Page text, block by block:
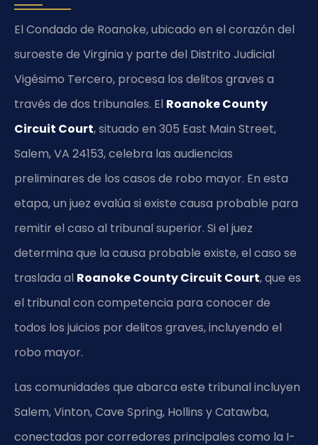
El Condado de Roanoke, ubicado en el corazón del
suroeste de Virginia y parte del Distrito Judicial
Vigésimo Tercero, procesa los delitos graves a
través de dos tribunales. El Roanoke County
Circuit Court, situado en 305 East Main Street,
Salem, VA 24153, celebra las audiencias
preliminares de los casos de robo mayor. En esta
etapa, un juez evalúa si existe causa probable para
remitir el caso al tribunal superior. Si el juez
determina que la causa probable existe, el caso se
traslada al Roanoke County Circuit Court, que es
el tribunal con competencia para conocer de
todos los juicios por delitos graves, incluyendo el
robo mayor.
Las comunidades que abarca este tribunal incluyen
Salem, Vinton, Cave Spring, Hollins y Catawba,
conectadas por corredores principales como la I-